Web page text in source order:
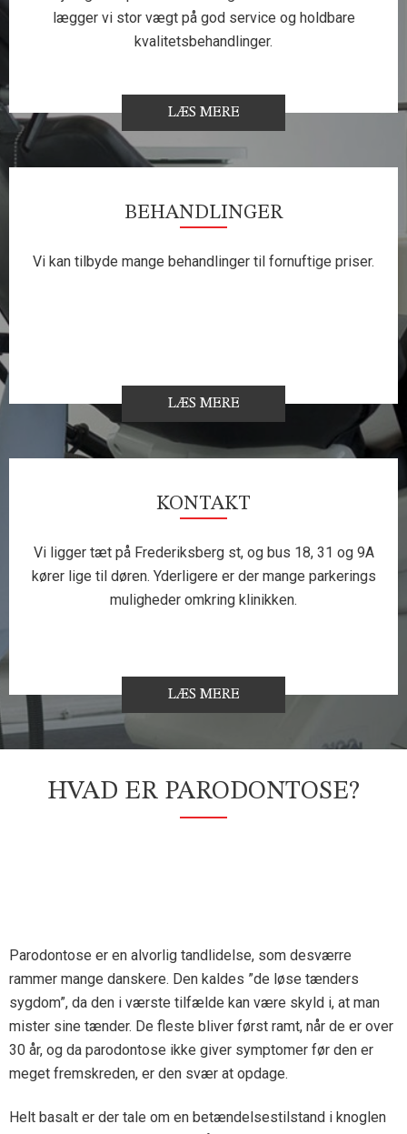
lægger vi stor vægt på god service og holdbare
kvalitetsbehandlinger.
LÆS MERE
BEHANDLINGER
Vi kan tilbyde mange behandlinger til fornuftige priser.
LÆS MERE
KONTAKT
Vi ligger tæt på Frederiksberg st, og bus 18, 31 og 9A
kører lige til døren. Yderligere er der mange parkerings
muligheder omkring klinikken.
LÆS MERE
HVAD ER PARODONTOSE?
Parodontose er en alvorlig tandlidelse, som desværre
rammer mange danskere. Den kaldes ”de løse tænders
sygdom”, da den i værste tilfælde kan være skyld i, at man
mister sine tænder. De fleste bliver først ramt, når de er over
30 år, og da parodontose ikke giver symptomer før den er
meget fremskreden, er den svær at opdage.
Helt basalt er der tale om en betændelsestilstand i knoglen